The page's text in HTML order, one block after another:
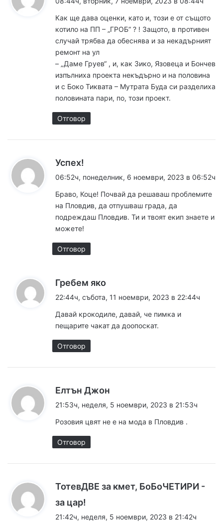
а
:
Как ще дава оценки, като и, този е от същото
котило на ПП – „ГРОБ“ ? ! Защото, в противен
случай трябва да обеснява и за некадърният
ремонт на ул
– „Даме Груев“ , и, как Зико, Язовеца и Бончев
изпълниха проекта некъдърно и на половина
и с Боко Тиквата – Мутрата Буда си разделиха
половината пари, по, този проект.
Отговор
Успех!
а
:
06:52ч, понеделник, 6 ноември, 2023 в 06:52ч
Браво, Коце! Почвай да решаваш проблемите
на Пловдив, да отпушваш града, да
подреждаш Пловдив. Ти и твоят екип знаете и
можете!
Отговор
Гребем яко
а
:
22:44ч, събота, 11 ноември, 2023 в 22:44ч
Давай крокодиле, давай, че пимка и
пещарите чакат да доопоскат.
Отговор
Елтън Джон
а
а
21:53ч, неделя, 5 ноември, 2023 в 21:53ч
Розовия цвят не е на мода в Пловдив .
Отговор
ТотевДВЕ за кмет, БоБоЧЕТИРИ -
за цар!
21:42ч, неделя, 5 ноември, 2023 в 21:42ч